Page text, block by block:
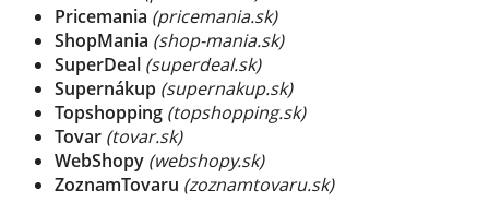
Pricemania (pricemania.sk)
ShopMania (shop-mania.sk)
SuperDeal (superdeal.sk)
Supernákup (supernakup.sk)
Topshopping (topshopping.sk)
Tovar (tovar.sk)
WebShopy (webshopy.sk)
ZoznamTovaru (zoznamtovaru.sk)